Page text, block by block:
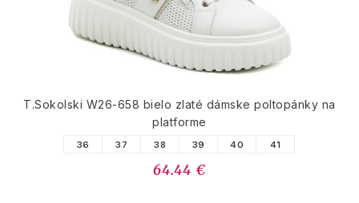
T.Sokolski W26-658 bielo zlaté dámske poltopánky na
platforme
36 37 38 39 40 41
64.44 €